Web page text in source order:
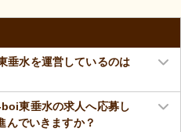
垂水を運営しているのは
東垂水の求人へ応募し
んでいきますか？